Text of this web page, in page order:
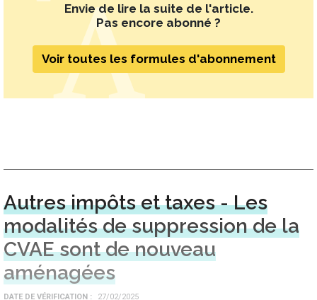
Envie de lire la suite de l'article.
Pas encore abonné ?
Voir toutes les formules d'abonnement
Autres impôts et taxes - Les
modalités de suppression de la
CVAE sont de nouveau
aménagées
DATE DE VÉRIFICATION 27/02/2025